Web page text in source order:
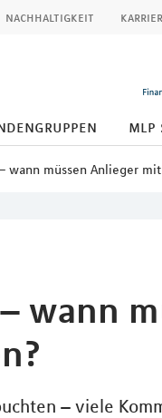
nachhaltigkeit
mlp
wann müssen Anlieger
wann
– viele